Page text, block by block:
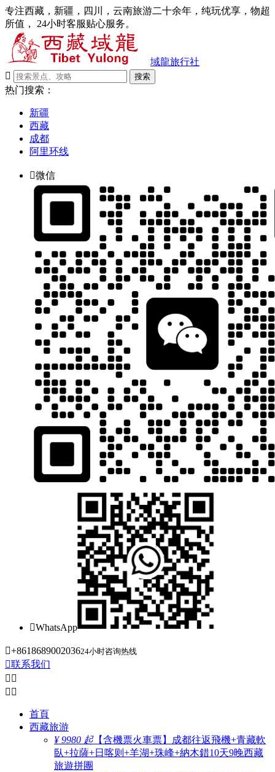
专注西藏，新疆，四川，云南旅游二十余年，纯玩优享，物超
所值， 24小时客服贴心服务。
域龍旅行社

搜索
热门搜索：
新疆
西藏
成都
阿里环线
微信
WhatsApp
+861868900203624小时咨询热线
联系我们
 
 
首頁
西藏旅游
¥ 9980 起【含機票火車票】成都往返飛機+青藏軟
臥+拉薩+日喀则+羊湖+珠峰+納木錯10天9晚西藏
旅遊拼團